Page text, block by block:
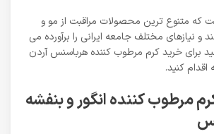
که متنوع ترین محصولات مراقبت از مو و
و نیازهای مختلف جامعه ایرانی را برآورده می
برای خرید کرم مرطوب کننده هرباسنس آردن
کنید.
مرطوب کننده انگور و بنفشه